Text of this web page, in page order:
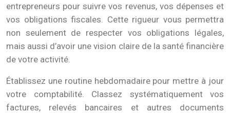
entrepreneurs pour suivre vos revenus, vos dépenses et
vos obligations fiscales. Cette rigueur vous permettra
non seulement de respecter vos obligations légales,
mais aussi d’avoir une vision claire de la santé financière
de votre activité.
Établissez une routine hebdomadaire pour mettre à jour
votre comptabilité. Classez systématiquement vos
factures, relevés bancaires et autres documents